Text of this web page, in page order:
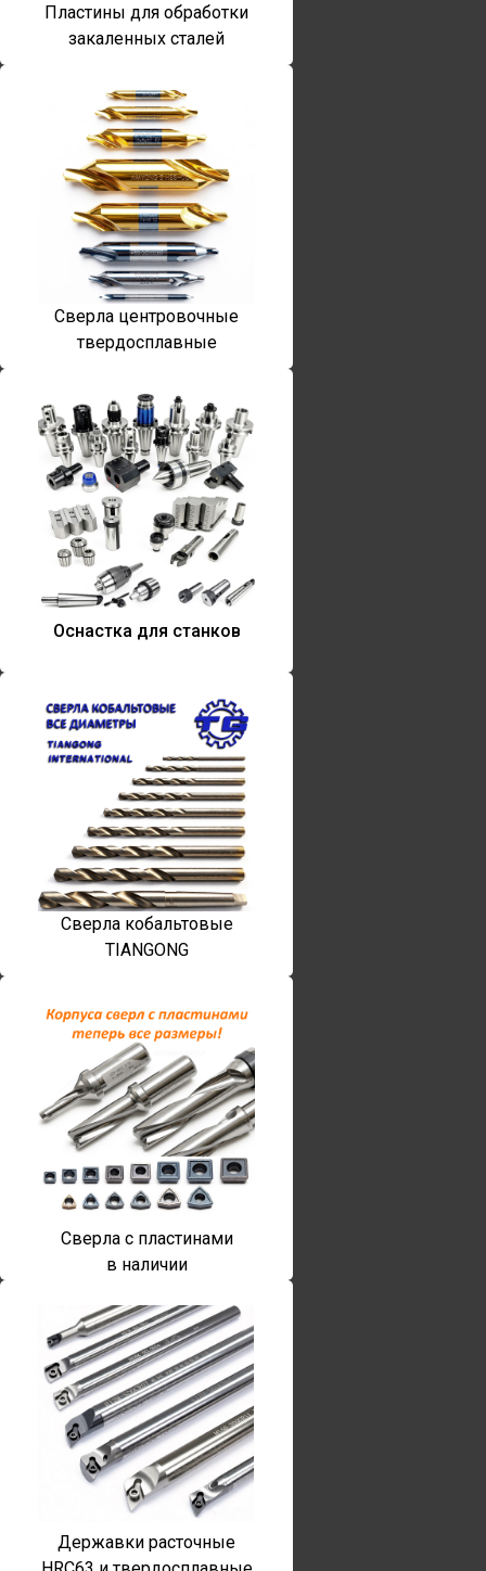
Пластины для обработки
закаленных сталей
Сверла центровочные
твердосплавные
Оснастка для станков
Сверла кобальтовые
TIANGONG
Сверла с пластинами
в наличии
Державки расточные